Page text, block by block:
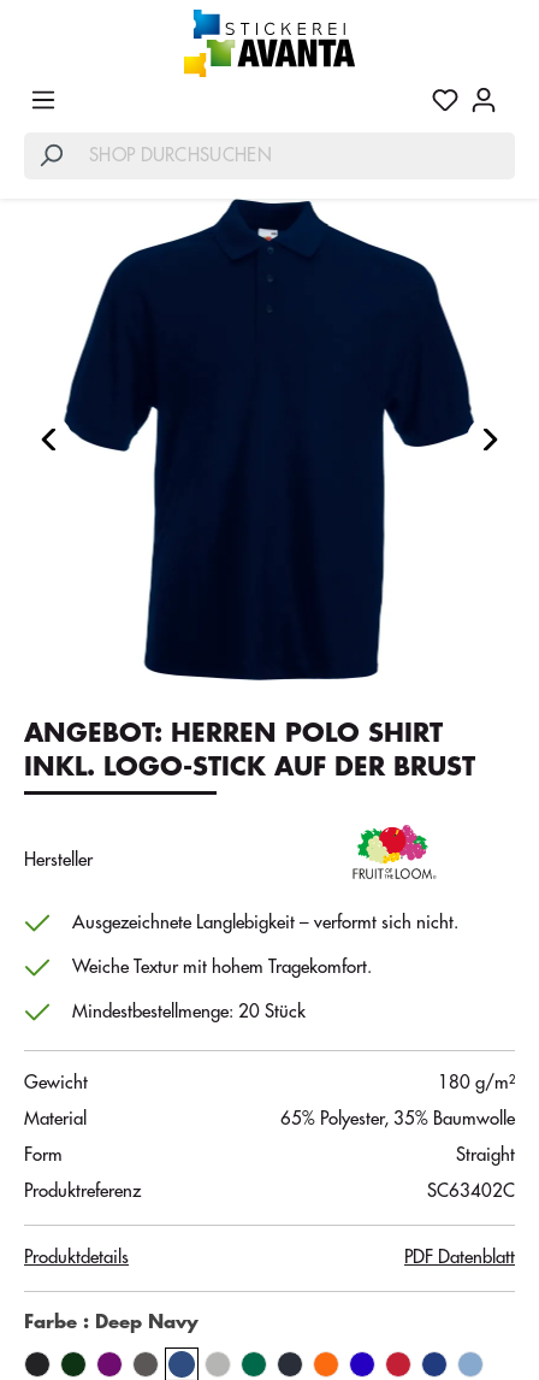
ANGEBOT: HERREN POLO SHIRT
INKL. LOGO-STICK AUF DER BRUST
Hersteller
Ausgezeichnete Langlebigkeit – verformt sich nicht.
Weiche Textur mit hohem Tragekomfort.
Mindestbestellmenge: 20 Stück
Gewicht
180 g/m²
Material
65% Polyester, 35% Baumwolle
Form
Straight
Produktreferenz
SC63402C
Produktdetails PDF Datenblatt
Farbe : Deep Navy